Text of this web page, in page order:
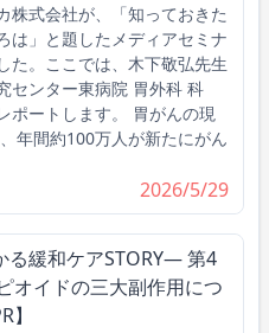
株式会社が、「知っておきた
は」と題したメディアセミナ
た。ここでは、木下敬弘先生
センター東病院 胃外科 科
ポートします。 胃がんの現
間約100万人が新たにがん
2026/5/29
る緩和ケアSTORY― 第4
オイドの三大副作用につ
】